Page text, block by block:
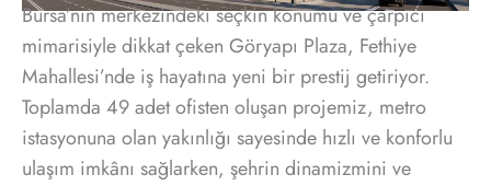
Bursa’nın merkezindeki seçkin konumu ve çarpıcı
mimarisiyle dikkat çeken Göryapı Plaza, Fethiye
Mahallesi’nde iş hayatına yeni bir prestij getiriyor.
Toplamda 49 adet ofisten oluşan projemiz, metro
istasyonuna olan yakınlığı sayesinde hızlı ve konforlu
ulaşım imkânı sağlarken, şehrin dinamizmini ve